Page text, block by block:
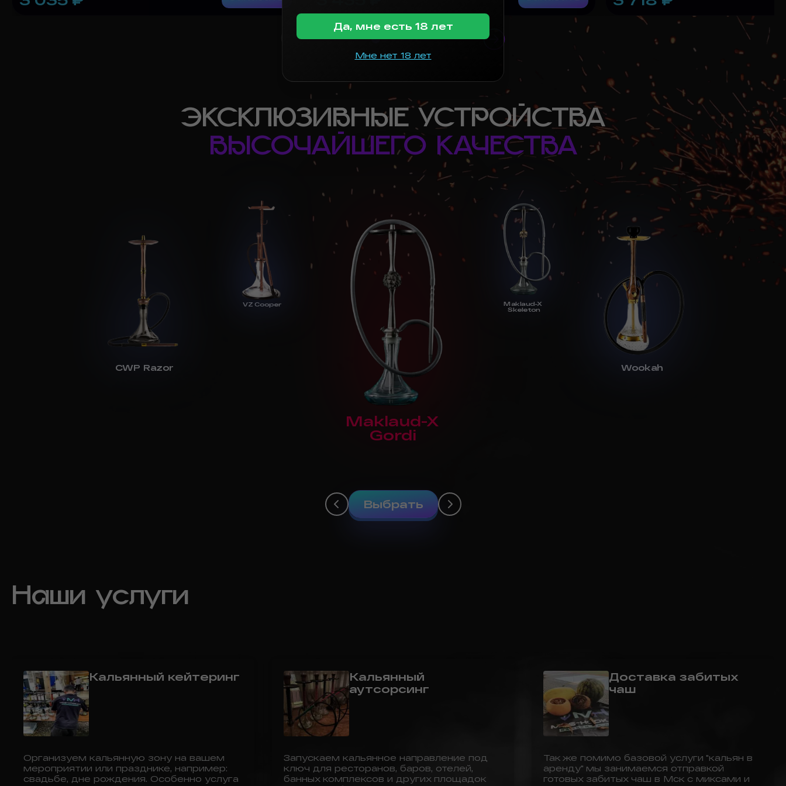
ЭКСКЛЮЗИВНЫЕ УСТРОЙСТВА
ВЫСОЧАЙШЕГО КАЧЕСТВА
Maklaud-X
Gordi
Wookah
Maklaud-X
Skeleton
VZ Cooper
CWP Razor
Выбрать
Наши услуги
Кальянный кейтеринг
Организуем кальянную зону на вашем
мероприятии или празднике, например:
свадьбе, дне рождения. Особенно услуга
Кальянный
аутсорсинг
Запускаем кальянное направление под
ключ для ресторанов, баров, отелей,
банных комплексов и других площадок
Доставка забитых
чаш
Так же помимо базовой услуги "кальян в
аренду" мы занимаемся отправкой
готовых забитых чаш в Мск с миксами и
Да, мне есть 18 лет
Мне нет 18 лет